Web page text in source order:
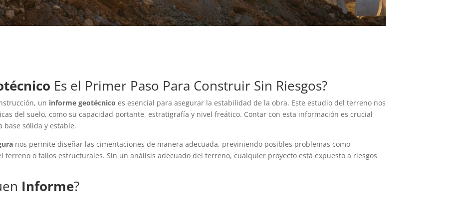
Es el Primer Paso Para Construir Sin Riesgos?
un informe geotécnico es esencial para asegurar la estabilidad de la obra. Este estudio del terreno nos
del suelo, como su capacidad portante, estratigrafía y nivel freático. Contar con esta información es crucial
base sólida y estable.
nos permite diseñar las cimentaciones de manera adecuada, previniendo posibles problemas como
o fallos estructurales. Sin un análisis adecuado del terreno, cualquier proyecto está expuesto a riesgos
Informe?